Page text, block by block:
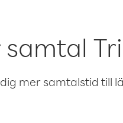
samtal
mer samtalstid till